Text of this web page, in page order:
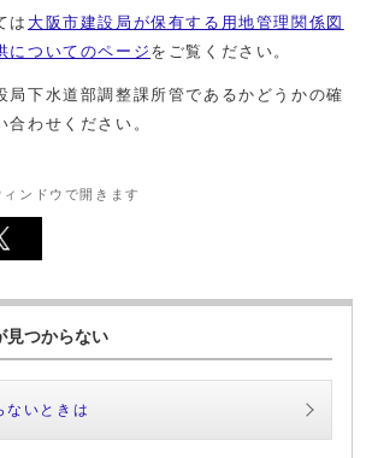
は 大阪市建設局が保有する用地管理関係図
についてのページ をご覧ください。
下水道部調整課所管であるかどうかの確
わせください。
ンドウで開きます
見つからない
ないときは